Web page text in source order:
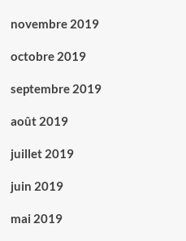
novembre 2019
octobre 2019
septembre 2019
août 2019
juillet 2019
juin 2019
mai 2019